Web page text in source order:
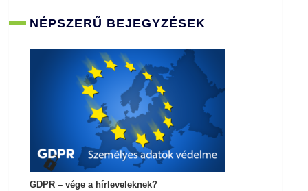
NÉPSZERŰ BEJEGYZÉSEK
GDPR – vége a hírleveleknek?